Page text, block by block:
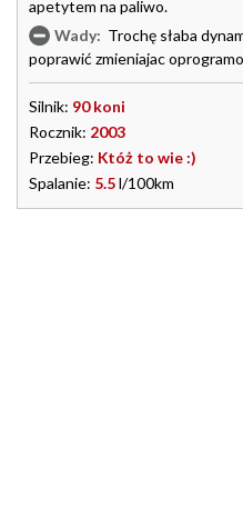
apetytem na paliwo.
Wady: Trochę słaba
poprawić zmieniajac
Silnik: 90 koni
Rocznik: 2003
Przebieg: Któż to wie :)
Spalanie: 5.5l/100km